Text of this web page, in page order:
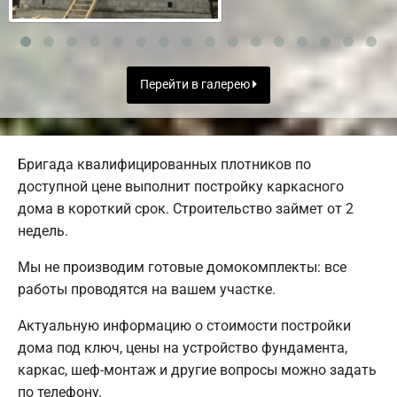
Перейти в галерею
Бригада квалифицированных плотников по
доступной цене выполнит постройку каркасного
дома в короткий срок. Строительство займет от 2
недель.
Мы не производим готовые домокомплекты: все
работы проводятся на вашем участке.
Актуальную информацию о стоимости постройки
дома под ключ, цены на устройство фундамента,
каркас, шеф-монтаж и другие вопросы можно задать
по телефону.